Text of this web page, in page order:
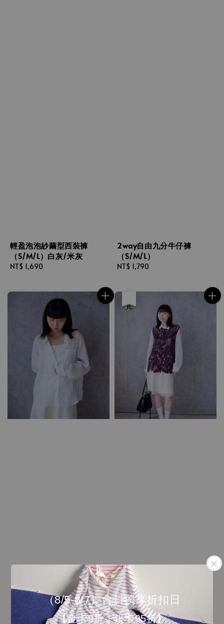
（8/5-8/7）會員獨享折扣日
【金卡9折｜銀卡95折】
輕盈泡泡紗繭型西裝褲
（S/M/L）白灰/米灰
Regular
NT$ 1,690
2way自由九分牛仔褲
（S/M/L）
Regular
NT$ 1,790